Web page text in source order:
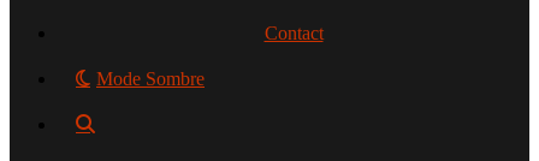
Contact
Mode Sombre